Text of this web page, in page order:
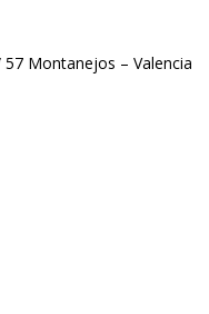
Montanejos – Valencia